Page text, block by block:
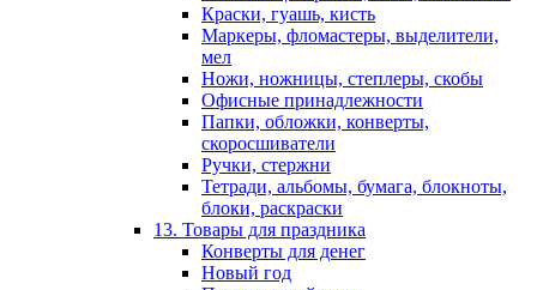
Краски, гуашь, кисть
Маркеры, фломастеры, выделители,
мел
Ножи, ножницы, степлеры, скобы
Офисные принадлежности
Папки, обложки, конверты,
скоросшиватели
Ручки, стержни
Тетради, альбомы, бумага, блокноты,
блоки, раскраски
13. Товары для праздника
Конверты для денег
Новый год